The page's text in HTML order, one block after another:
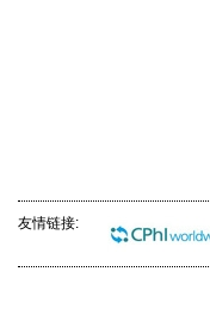
友情链接: